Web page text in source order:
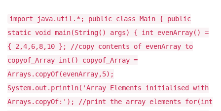
import java.util.*; public class Main { public
static void main(String() args) { int evenArray() =
{ 2,4,6,8,10 }; //copy contents of evenArray to
copyof_Array int() copyof_Array =
Arrays.copyOf(evenArray,5);
System.out.println('Array Elements initialised with
Arrays.copyOf:'); //print the array elements for(int